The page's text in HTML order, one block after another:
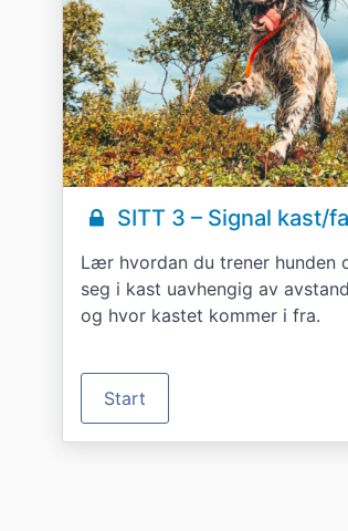
SITT 3 – Signal kast/
Lær hvordan du trener hunden
seg i kast uavhengig av
og hvor kastet kommer i fra.
Start